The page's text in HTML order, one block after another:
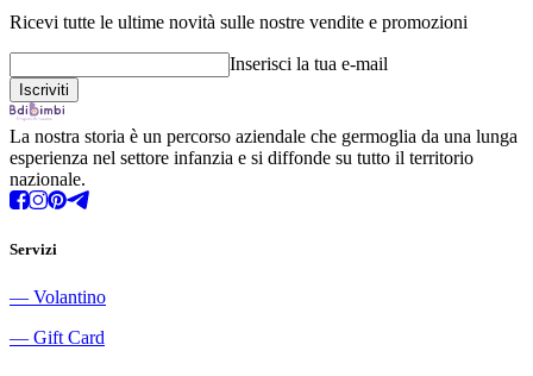
Ricevi tutte le ultime novità sulle nostre vendite e promozioni
Inserisci la tua e-mail
La nostra storia è un percorso aziendale che germoglia da una lunga
esperienza nel settore infanzia e si diffonde su tutto il territorio
nazionale.
Servizi
― Volantino
― Gift Card